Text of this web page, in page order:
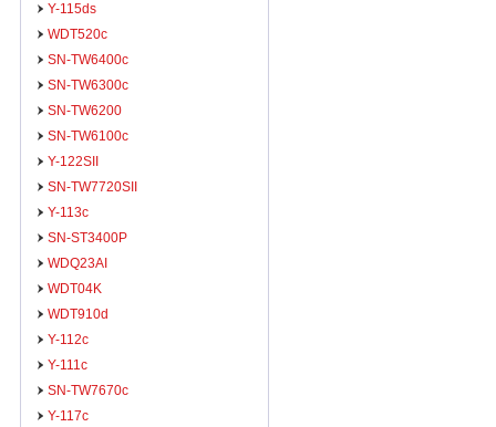
Y-115ds
WDT520c
SN-TW6400c
SN-TW6300c
SN-TW6200
SN-TW6100c
Y-122SII
SN-TW7720SII
Y-113c
SN-ST3400P
WDQ23AI
WDT04K
WDT910d
Y-112c
Y-111c
SN-TW7670c
Y-117c